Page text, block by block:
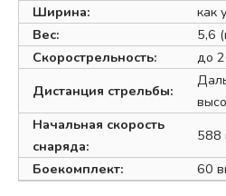
Ширина:
как
Вес:
5,6
Скорострельность:
до
Дистанция стрельбы:
Начальная скорость
снаряда:
588
Боекомплект:
60